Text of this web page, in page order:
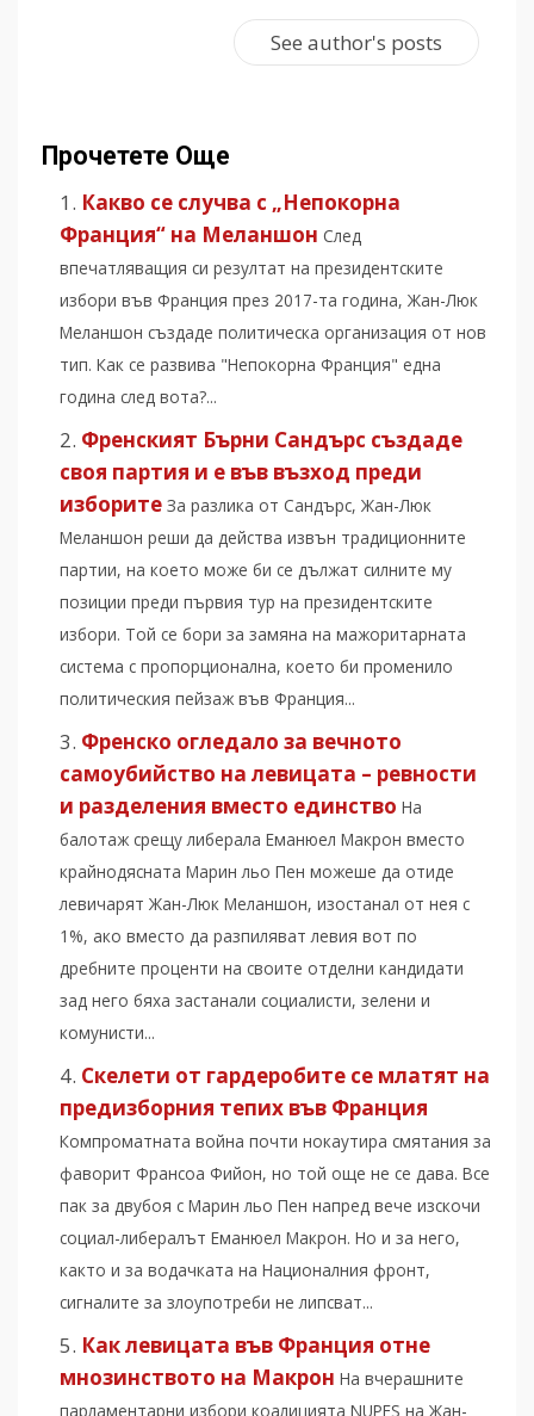
See author's posts
Прочетете Още
Какво се случва с „Непокорна
Франция“ на Меланшон След
впечатляващия си резултат на президентските
избори във Франция през 2017-та година, Жан-Люк
Меланшон създаде политическа организация от нов
тип. Как се развива "Непокорна Франция" една
година след вота?...
Френският Бърни Сандърс създаде
своя партия и е във възход преди
изборите За разлика от Сандърс, Жан-Люк
Меланшон реши да действа извън традиционните
партии, на което може би се дължат силните му
позиции преди първия тур на президентските
избори. Той се бори за замяна на мажоритарната
система с пропорционална, което би променило
политическия пейзаж във Франция...
Френско огледало за вечното
самоубийство на левицата – ревности
и разделения вместо единство На
балотаж срещу либерала Еманюел Макрон вместо
крайнодясната Марин льо Пен можеше да отиде
левичарят Жан-Люк Меланшон, изостанал от нея с
1%, ако вместо да разпиляват левия вот по
дребните проценти на своите отделни кандидати
зад него бяха застанали социалисти, зелени и
комунисти...
Скелети от гардеробите се млатят на
предизборния тепих във Франция
Компроматната война почти нокаутира смятания за
фаворит Франсоа Фийон, но той още не се дава. Все
пак за двубоя с Марин льо Пен напред вече изскочи
социал-либералът Еманюел Макрон. Но и за него,
както и за водачката на Националния фронт,
сигналите за злоупотреби не липсват...
Как левицата във Франция отне
мнозинството на Макрон На вчерашните
парламентарни избори коалицията NUPES на Жан-